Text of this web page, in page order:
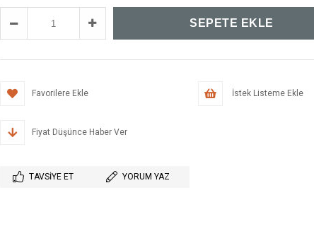
Favorilere Ekle İstek Listeme Ekle
Fiyat Düşünce Haber Ver
TAVSIYE ET YORUM YAZ